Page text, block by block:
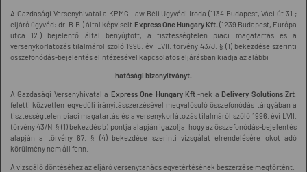
A Gazdasági Versenyhivatal a KPMG Law Béli Ügyvédi Iroda (1134 Budapest, Váci út 31.;
eljáró ügyvéd: dr. B.B.) által képviselt Express One Hungary Kft. (1239 Budapest, Európa
utca 12.) bejelentő által benyújtott, a tisztességtelen piaci magatartás és a
versenykorlátozás tilalmáról szóló 1996. évi LVII. törvény 43/J. § (1) bekezdése szerinti
összefonódás-bejelentés elintézésével kapcsolatos eljárásban kiadja az alábbi
hatósági bizonyítványt.
A Gazdasági Versenyhivatal a Express One Hungary Kft.-nek a Delivery Solutions Zrt.
feletti közvetlen egyedüli irányításszerzésével megvalósuló összefonódás tárgyában a
tisztességtelen piaci magatartás és a versenykorlátozás tilalmáról szóló 1996. évi LVII.
törvény 43/N. § (1) bekezdés b) pontja alapján igazolja, hogy az összefonódás-bejelentés
alapján a törvény 67. § (4) bekezdése szerinti vizsgálat elrendelésére okot adó
körülmény nem áll fenn.
A vizsgáló döntéséhez az eljáró versenytanács egyetértésének beszerzése megtörtént.